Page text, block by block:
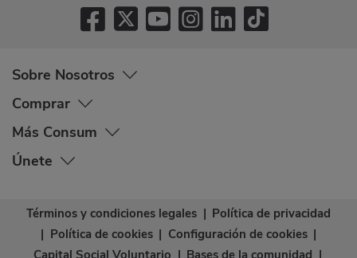
Sobre Nosotros
Comprar
Más Consum
Únete
Términos y condiciones legales | Política de privacidad
| Política de cookies | Configuración de cookies |
Capital Social Voluntario | Bases de la comunidad |